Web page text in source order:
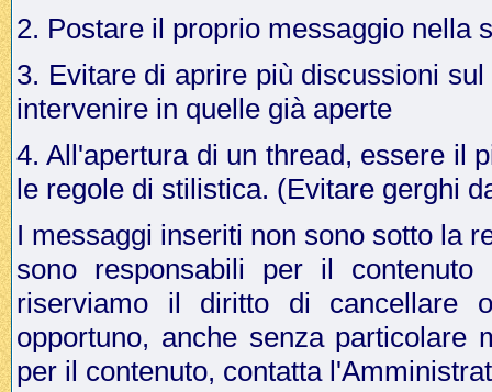
2. Postare il proprio messaggio nella
3. Evitare di aprire più discussioni
intervenire in quelle già aperte
4. All'apertura di un thread, essere il
le regole di stilistica. (Evitare gerghi
I messaggi inseriti non sono sotto la
sono responsabili per il
riserviamo il diritto di cancellare
opportuno, anche senza particolare
per il contenuto, contatta